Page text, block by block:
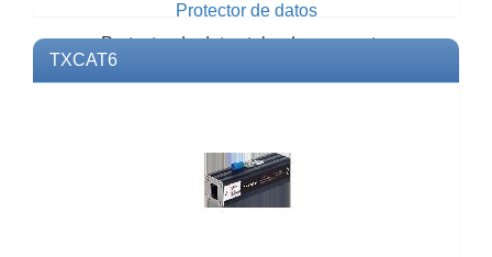
Protector de datos
Protector de datos tubo de gas contra
Ethernet.Modelo: TDPRGEMarca:...
TXCAT6